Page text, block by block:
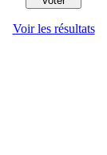
Voir les résultats